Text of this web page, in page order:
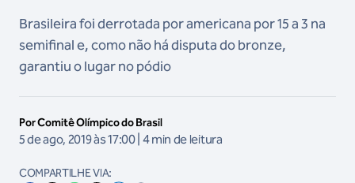
Brasileira foi derrotada por americana por 15 a 3 na
semifinal e, como não há disputa do bronze,
garantiu o lugar no pódio
Por Comitê Olímpico do Brasil
5 de ago, 2019 às 17:00 | 4 min de leitura
COMPARTILHE VIA: